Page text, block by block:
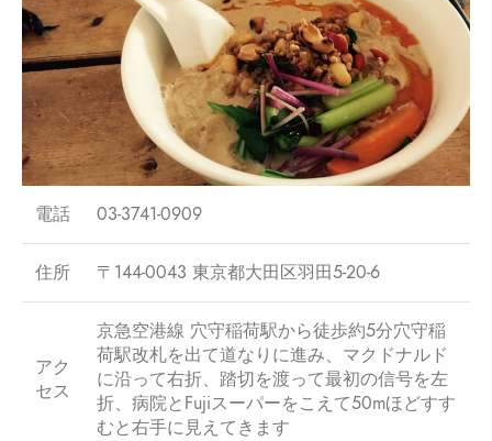
電話 03-3741-0909
住所 〒144-0043 東京都大田区羽田5-20-6
アク
セス
京急空港線 穴守稲荷駅から徒歩約5分穴守稲
荷駅改札を出て道なりに進み、マクドナルド
に沿って右折、踏切を渡って最初の信号を左
折、病院とFujiスーパーをこえて50mほどすす
むと右手に見えてきます